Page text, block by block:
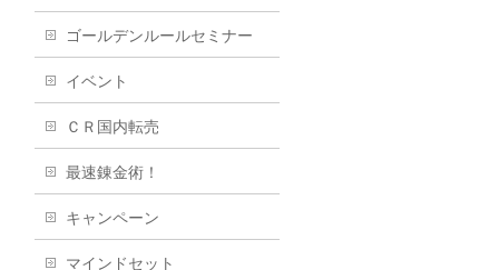
ゴールデンルールセミナー
イベント
ＣＲ国内転売
最速錬金術！
キャンペーン
マインドセット